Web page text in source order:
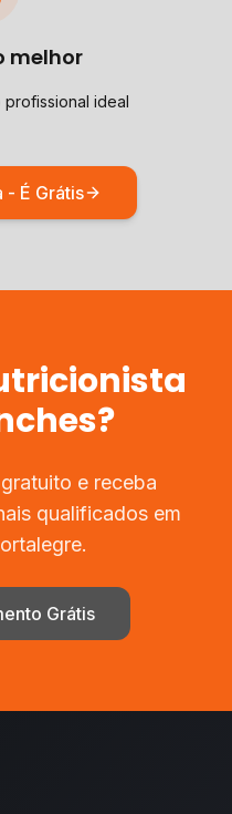
melhor
ideal
É Grátis
?
e receba
qualificados em
.
Grátis